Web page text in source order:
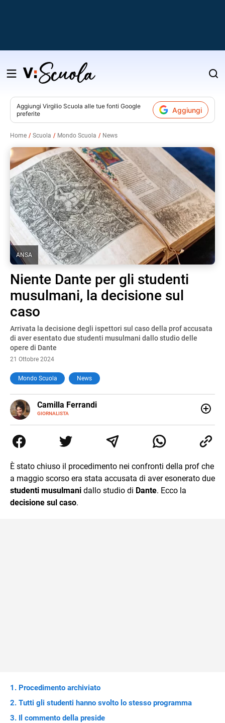
Salta
contenuto
Aggiungi Virgilio Scuola alle tue fonti Google
preferite
Aggiungi
Home Scuola Mondo Scuola News
ANSA
Niente Dante per gli studenti
musulmani, la decisione sul
caso
Arrivata la decisione degli ispettori sul caso della prof accusata
di aver esentato due studenti musulmani dallo studio delle
opere di Dante
21 Ottobre 2024
Mondo Scuola News
Camilla Ferrandi
GIORNALISTA
E-
MAIL
LINKEDIN
di trasformare la passione per la scrittura in un lavoro, e
da lì non mi sono più fermata. L’attualità è il mio pane
mente.
È stato chiuso il procedimento nei confronti della prof che
a maggio scorso era stata accusata di aver esonerato due
studenti musulmani dallo studio di Dante. Ecco la
decisione sul caso.
Procedimento archiviato
Tutti gli studenti hanno svolto lo stesso programma
Il commento della preside